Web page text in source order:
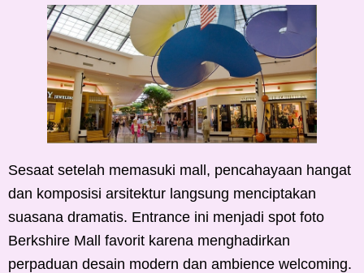
Sesaat setelah memasuki mall, pencahayaan hangat
dan komposisi arsitektur langsung menciptakan
suasana dramatis. Entrance ini menjadi spot foto
Berkshire Mall favorit karena menghadirkan
perpaduan desain modern dan ambience welcoming.